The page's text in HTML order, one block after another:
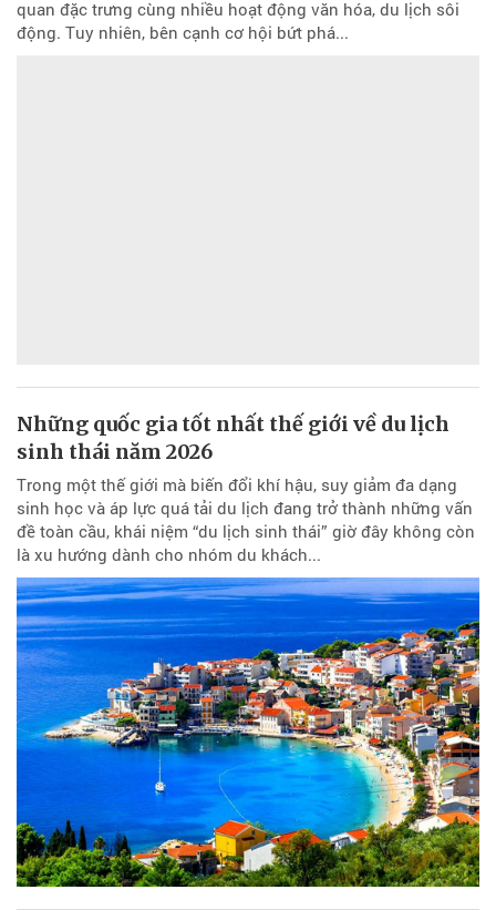
quan đặc trưng cùng nhiều hoạt động văn hóa, du lịch sôi
động. Tuy nhiên, bên cạnh cơ hội bứt phá...
Những quốc gia tốt nhất thế giới về du lịch
sinh thái năm 2026
Trong một thế giới mà biến đổi khí hậu, suy giảm đa dạng
sinh học và áp lực quá tải du lịch đang trở thành những vấn
đề toàn cầu, khái niệm “du lịch sinh thái” giờ đây không còn
là xu hướng dành cho nhóm du khách...